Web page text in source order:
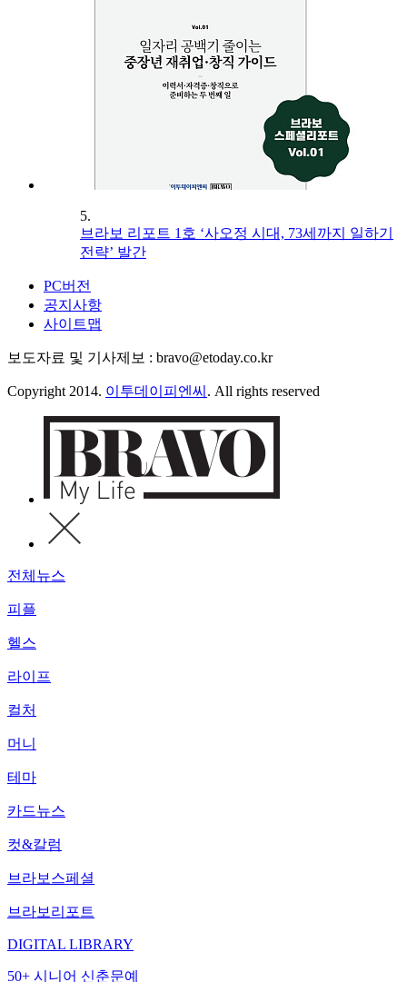
5.
브라보 리포트 1호 ‘사오정 시대, 73세까지 일하기
전략’ 발간
PC버전
공지사항
사이트맵
보도자료 및 기사제보 : bravo@etoday.co.kr
Copyright 2014. 이투데이피엔씨 . All rights reserved
전체뉴스
피플
헬스
라이프
컬처
머니
테마
카드뉴스
컷&칼럼
브라보스페셜
브라보리포트
DIGITAL LIBRARY
50+ 시니어 신춘문예